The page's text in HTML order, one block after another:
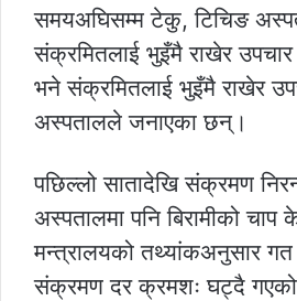
समयअघिसम्म टेकु, टिचिङ
संक्रमितलाई भुइँमै राखेर
भने संक्रमितलाई भुइँमै राखेर
अस्पतालले जनाएका छन्।
पछिल्लो सातादेखि संक्रमण
अस्पतालमा पनि बिरामीको
मन्त्रालयको तथ्यांकअनुसार
संक्रमण दर क्रमशः घट्दै